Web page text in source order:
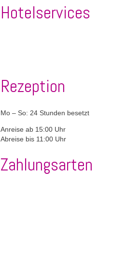
Hotelservices
Rezeption
Mo – So: 24 Stunden besetzt
Anreise ab 15:00 Uhr
Abreise bis 11:00 Uhr
Zahlungsarten